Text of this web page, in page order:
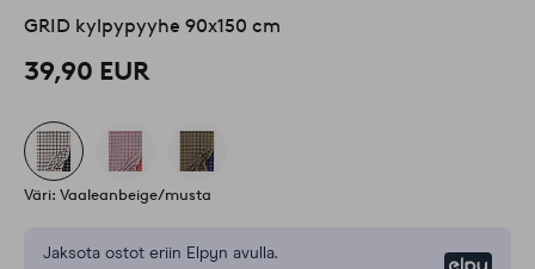
GRID kylpypyyhe 90x150 cm
39,90 EUR
Väri: Vaaleanbeige/musta
Jaksota ostot eriin Elpyn avulla.